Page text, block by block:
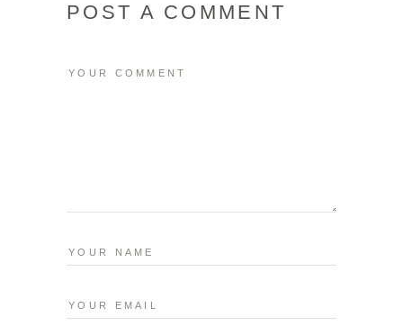
POST A COMMENT